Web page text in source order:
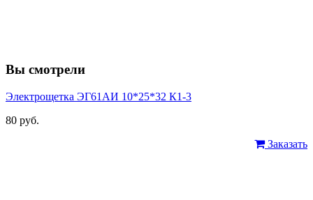
Вы смотрели
Электрощетка ЭГ61АИ 10*25*32 К1-3
80 руб.
Заказать